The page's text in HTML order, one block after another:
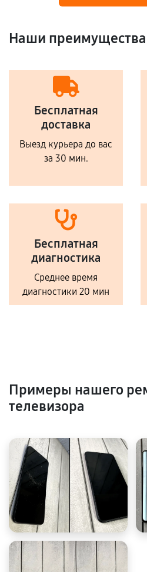
Наши преимущества
Бесплатная
доставка
Выезд курьера до вас
за 30 мин.
Бесплатная
диагностика
Среднее время
диагностики 20 мин
Примеры нашего
телевизора